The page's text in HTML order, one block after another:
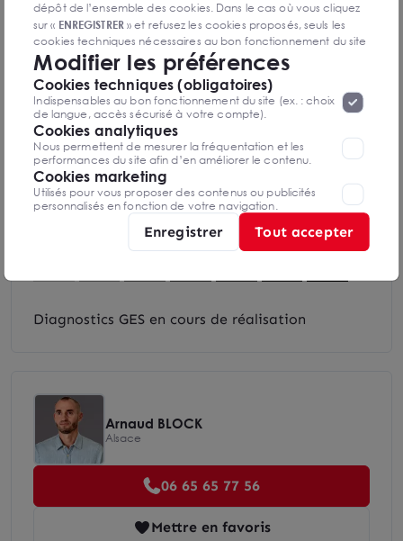
DPE & GES
Diagnostic de performance énergétique
Diagnostics DPE en cours de réalisation
Indice d'émission de gaz à effet de serre
Diagnostics GES en cours de réalisation
Arnaud BLOCK
Alsace
06 65 65 77 56
Mettre en favoris
dépôt de l’ensemble des cookies. Dans le cas où vous cliquez
sur « ENREGISTRER» et refusez les cookies proposés, seuls les
cookies techniques nécessaires au bon fonctionnement du site
seront déposés. Pour plus d’informations, vous pouvez consulter
la page«Protection des données à caractère
personnel ».Lorsque vous naviguez sur notre site internet, il
peut être amenée à déposer des cookies. Vous avez la
possibilité de désactiver les cookies, ces réglages ne seront
valables que sur le navigateur que vous utilisez actuellement
Modifier les préférences
Cookies techniques (obligatoires)
Indispensables au bon fonctionnement du site (ex. : choix
de langue, accès sécurisé à votre compte).
Cookies analytiques
Nous permettent de mesurer la fréquentation et les
performances du site afin d’en améliorer le contenu.
Cookies marketing
Utilisés pour vous proposer des contenus ou publicités
personnalisés en fonction de votre navigation.
Enregistrer Tout accepter